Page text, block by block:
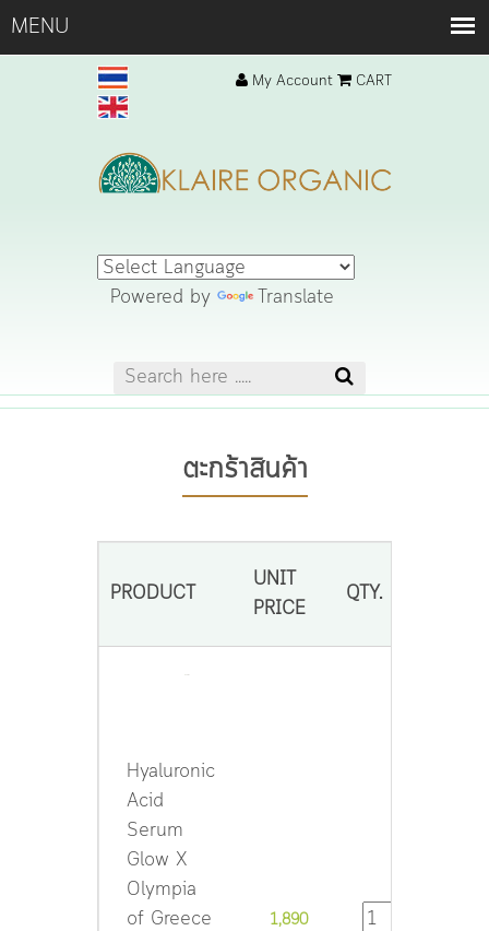
My Account CART
Powered by Translate
ตะกร้าสินค้า
PRODUCT
UNIT
PRICE
QTY.
Hyaluronic
Acid
Serum
Glow X
Olympia
of Greece
1,890